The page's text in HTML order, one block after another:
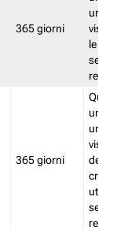
365 giorni
le
365 giorni
un
del